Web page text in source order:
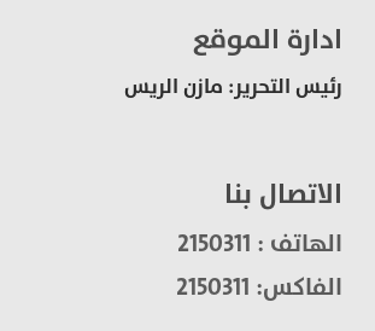
ادارة الموقع
رئيس التحرير: مازن الريس
الاتصال بنا
الهاتف : 2150311
الفاكس: 2150311